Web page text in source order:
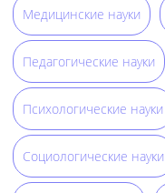
Медицинские науки
Педагогические науки
Психологические науки
Социологические науки